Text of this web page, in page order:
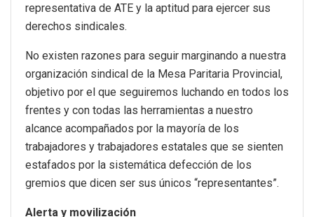
representativa de ATE y la aptitud para ejercer sus
derechos sindicales.
No existen razones para seguir marginando a nuestra
organización sindical de la Mesa Paritaria Provincial,
objetivo por el que seguiremos luchando en todos los
frentes y con todas las herramientas a nuestro
alcance acompañados por la mayoría de los
trabajadores y trabajadores estatales que se sienten
estafados por la sistemática defección de los
gremios que dicen ser sus únicos “representantes”.
Alerta y movilización